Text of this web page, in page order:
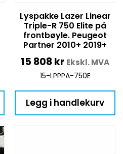
Lyspakke Lazer Linear
Triple-R 750 Elite på
frontbøyle. Peugeot
Partner 2010+ 2019+
15 808kr Ekskl. MVA
15-LPPPA-750E
Legg i handlekurv